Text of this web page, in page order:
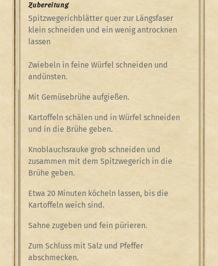
Zubereitung
Spitzwegerichblätter quer zur Längsfaser
klein schneiden und ein wenig antrocknen
lassen
Zwiebeln in feine Würfel schneiden und
andünsten.
Mit Gemüsebrühe aufgießen.
Kartoffeln schälen und in Würfel schneiden
und in die Brühe geben.
Knoblauchsrauke grob schneiden und
zusammen mit dem Spitzwegerich in die
Brühe geben.
Etwa 20 Minuten köcheln lassen, bis die
Kartoffeln weich sind.
Sahne zugeben und fein pürieren.
Zum Schluss mit Salz und Pfeffer
abschmecken.